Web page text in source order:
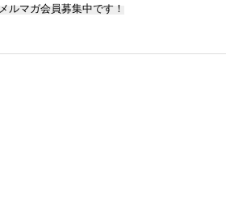
メルマガ会員募集中です！